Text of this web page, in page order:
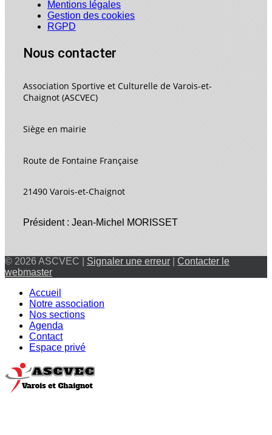
Mentions légales
Gestion des cookies
RGPD
Nous contacter
Association Sportive et Culturelle de Varois-et-
Chaignot (ASCVEC)
Siège en mairie
Route de Fontaine Française
21490 Varois-et-Chaignot
Président : Jean-Michel MORISSET
© 2026 ASCVEC | Signaler une erreur
Contacter le
webmaster
Accueil
Notre association
Nos sections
Agenda
Contact
Espace privé